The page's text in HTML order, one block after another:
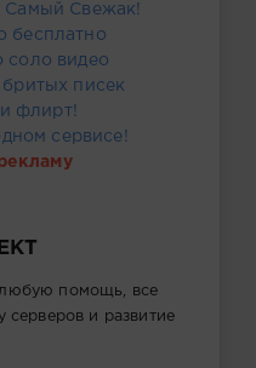
Самый Свежак!
бесплатно
соло видео
писек
флирт!
сервисе!
помощь, все
серверов и развитие